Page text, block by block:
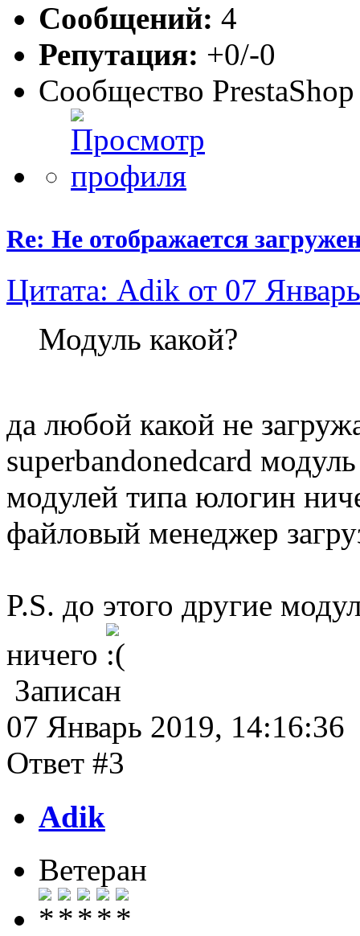
Сообщений: 4
Репутация: +0/-0
Сообщество PrestaShop
Re: Не отображается
Цитата: Adik от 07
Модуль какой?
да любой какой не
superbandonedcard
модулей типа юлогин
файловый менеджер
P.S. до этого другие
ничего
Записан
07 Январь 2019, 14:16:36
Ответ #3
Adik
Ветеран